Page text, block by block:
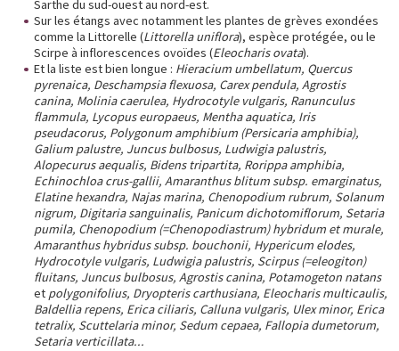
Sarthe du sud-ouest au nord-est.
Sur les étangs avec notamment les plantes de grèves exondées
comme la Littorelle (Littorella uniflora), espèce protégée, ou le
Scirpe à inflorescences ovoïdes (Eleocharis ovata).
Et la liste est bien longue : Hieracium umbellatum, Quercus
pyrenaica, Deschampsia flexuosa, Carex pendula, Agrostis
canina, Molinia caerulea, Hydrocotyle vulgaris, Ranunculus
flammula, Lycopus europaeus, Mentha aquatica, Iris
pseudacorus, Polygonum amphibium (Persicaria amphibia),
Galium palustre, Juncus bulbosus, Ludwigia palustris,
Alopecurus aequalis, Bidens tripartita, Rorippa amphibia,
Echinochloa crus-gallii, Amaranthus blitum subsp. emarginatus,
Elatine hexandra, Najas marina, Chenopodium rubrum, Solanum
nigrum, Digitaria sanguinalis, Panicum dichotomiflorum, Setaria
pumila, Chenopodium (=Chenopodiastrum) hybridum et murale,
Amaranthus hybridus subsp. bouchonii, Hypericum elodes,
Hydrocotyle vulgaris, Ludwigia palustris, Scirpus (=eleogiton)
fluitans, Juncus bulbosus, Agrostis canina, Potamogeton natans
et polygonifolius, Dryopteris carthusiana, Eleocharis multicaulis,
Baldellia repens, Erica ciliaris, Calluna vulgaris, Ulex minor, Erica
tetralix, Scuttelaria minor, Sedum cepaea, Fallopia dumetorum,
Setaria verticillata...